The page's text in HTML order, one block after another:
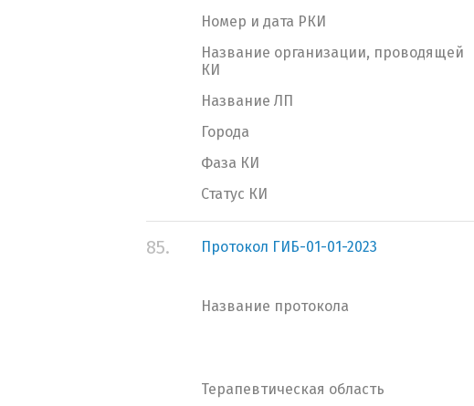
Номер и дата РКИ
Название организации, проводящей
КИ
Название ЛП
Города
Фаза КИ
Статус КИ
85. Протокол ГИБ-01-01-2023
Название протокола
Терапевтическая область